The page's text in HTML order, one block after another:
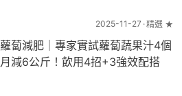
2025-11-27 精選 ★
蘿蔔減肥｜專家實試蘿蔔蔬果汁4個
月減6公斤！飲用4招+3強效配搭